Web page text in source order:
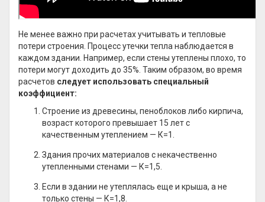
Не менее важно при расчетах учитывать и тепловые
потери строения. Процесс утечки тепла наблюдается в
каждом здании. Например, если стены утеплены плохо, то
потери могут доходить до 35%. Таким образом, во время
расчетов следует использовать специальный
коэффициент:
Строение из древесины, пеноблоков либо кирпича,
возраст которого превышает 15 лет с
качественным утеплением — К=1.
Здания прочих материалов с некачественно
утепленными стенами — К=1,5.
Если в здании не утеплялась еще и крыша, а не
только стены — К=1,8.